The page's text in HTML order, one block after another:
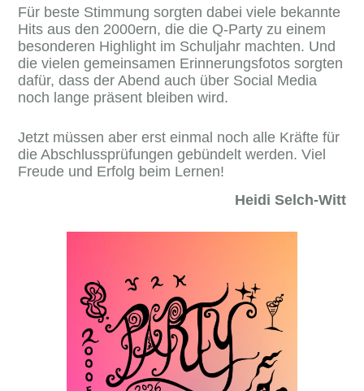
Für beste Stimmung sorgten dabei viele bekannte
Hits aus den 2000ern, die die Q-Party zu einem
besonderen Highlight im Schuljahr machten. Und
die vielen gemeinsamen Erinnerungsfotos sorgten
dafür, dass der Abend auch über Social Media
noch lange präsent bleiben wird.
Jetzt müssen aber erst einmal noch alle Kräfte für
die Abschlussprüfungen gebündelt werden. Viel
Freude und Erfolg beim Lernen!
Heidi Selch-Witt